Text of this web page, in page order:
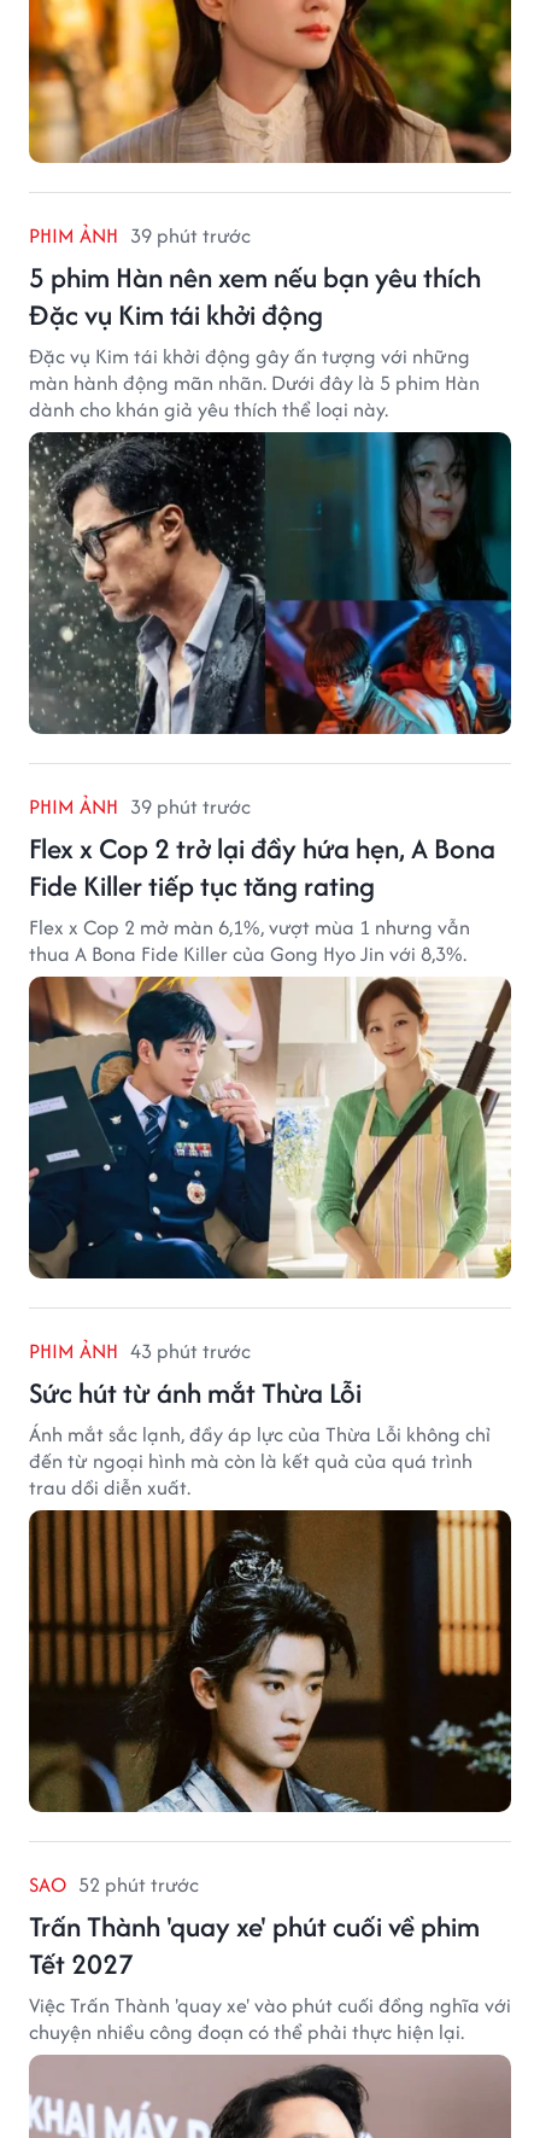
PHIM ẢNH 39 phút trước
5 phim Hàn nên xem nếu bạn yêu thích
Đặc vụ Kim tái khởi động
Đặc vụ Kim tái khởi động gây ấn tượng với những
màn hành động mãn nhãn. Dưới đây là 5 phim Hàn
dành cho khán giả yêu thích thể loại này.
PHIM ẢNH 39 phút trước
Flex x Cop 2 trở lại đầy hứa hẹn, A Bona
Fide Killer tiếp tục tăng rating
Flex x Cop 2 mở màn 6,1%, vượt mùa 1 nhưng vẫn
thua A Bona Fide Killer của Gong Hyo Jin với 8,3%.
PHIM ẢNH 43 phút trước
Sức hút từ ánh mắt Thừa Lỗi
Ánh mắt sắc lạnh, đầy áp lực của Thừa Lỗi không chỉ
đến từ ngoại hình mà còn là kết quả của quá trình
trau dồi diễn xuất.
SAO 52 phút trước
Trấn Thành 'quay xe' phút cuối về phim
Tết 2027
Việc Trấn Thành 'quay xe' vào phút cuối đồng nghĩa với
chuyện nhiều công đoạn có thể phải thực hiện lại.